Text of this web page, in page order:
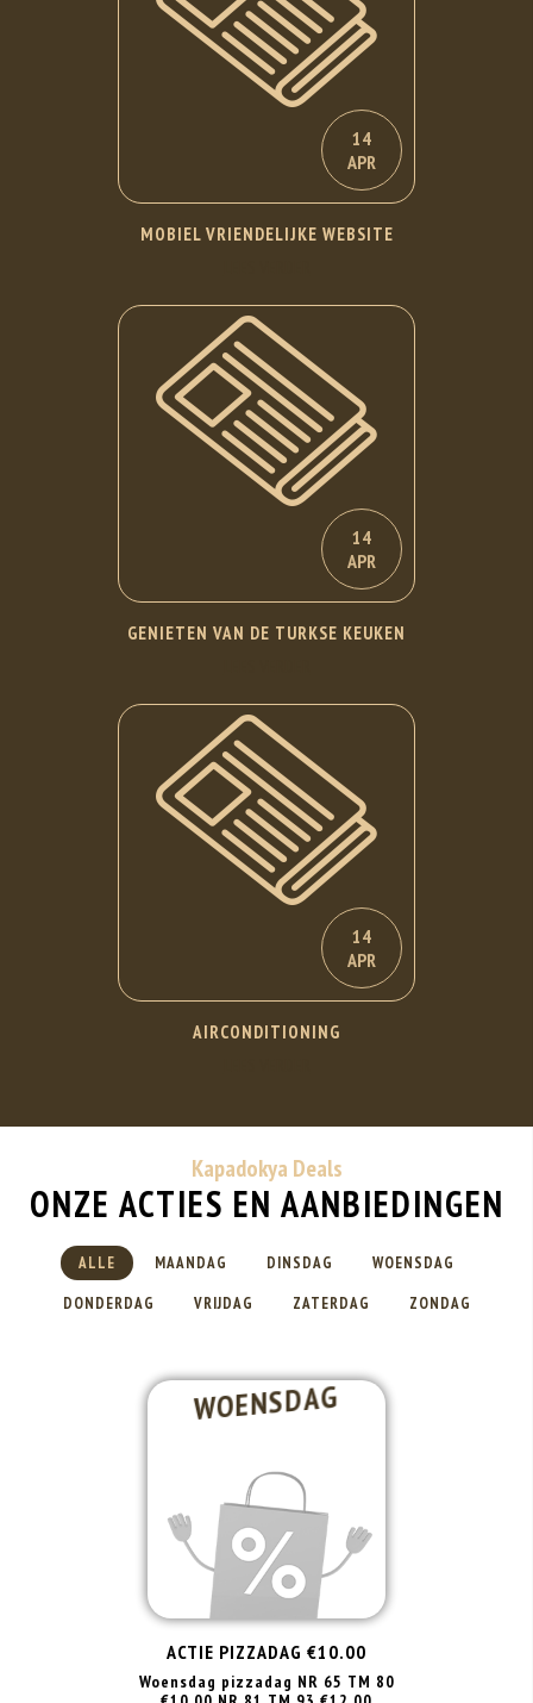
14
APR
MOBIEL VRIENDELIJKE WEBSITE
14
APR
GENIETEN VAN DE TURKSE KEUKEN
14
APR
AIRCONDITIONING
Kapadokya Deals
ONZE ACTIES EN AANBIEDINGEN
ALLE MAANDAG DINSDAG
WOENSDAG
DONDERDAG
VRIJDAG ZATERDAG ZONDAG
WOENSDAG
ACTIE PIZZADAG €10.00
Woensdag pizzadag NR 65 TM 80